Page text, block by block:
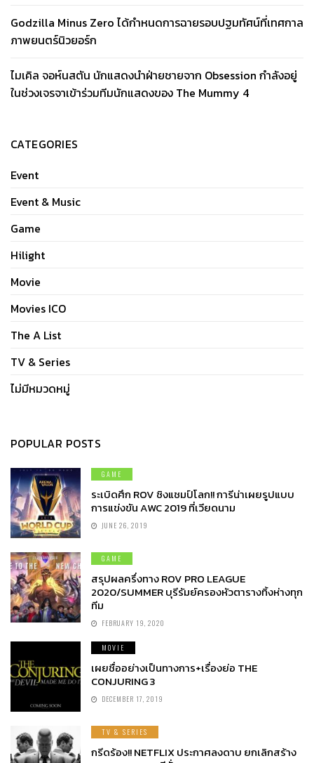
Godzilla Minus Zero ได้กำหนดการฉายรอบปฐมทัศน์ที่เทศกาล
ภาพยนตร์นิวยอร์ก
ไมเคิล จอห์นสตัน นักแสดงนำฝ่ายชายจาก Obsession กำลังอยู่
ในช่วงเจรจาเข้าร่วมทีมนักแสดงของ The Mummy 4
CATEGORIES
Event
Event & Music
Game
Hilight
Movie
Movies ICO
The A List
TV & Series
ไม่มีหมวดหมู่
POPULAR POSTS
GAME
ระเบิดศึก ROV ชิงแชมป์โลก!! การีน่าเผยรูปแบบ
การแข่งขัน AWC 2019 ที่เวียดนาม
JUNE 26, 2019
GAME
สรุปผลครึ่งทาง ROV PRO LEAGUE
2020/SUMMER บุรีรัมย์ครองหัวตารางทิ้งห่างทุก
ทีม
FEBRUARY 19, 2020
MOVIE
เผยชื่ออย่างเป็นทางการ+เรื่องย่อ THE
CONJURING 3
DECEMBER 17, 2019
TV & SERIES
กรีดร้อง!! NETFLIX ประกาศลงดาบ ยกเลิกสร้าง